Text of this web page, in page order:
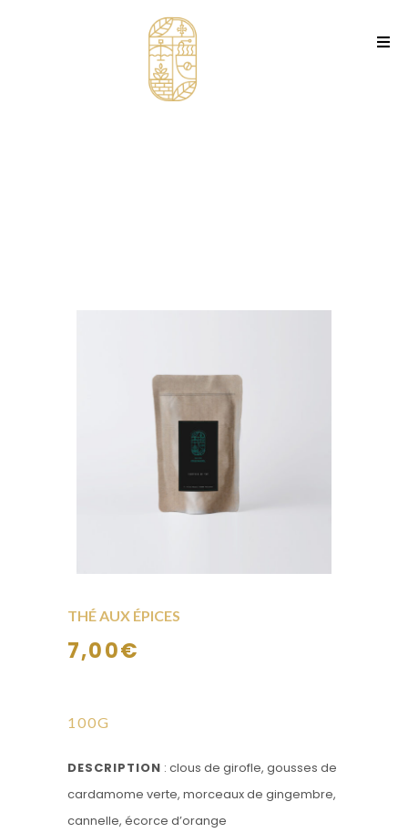
THÉ AUX ÉPICES
7,00€
100G
DESCRIPTION : clous de girofle, gousses de
cardamome verte, morceaux de gingembre,
cannelle, écorce d’orange